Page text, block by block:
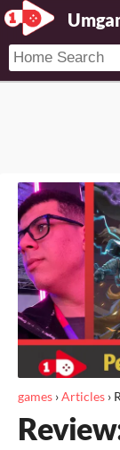
games ›Articles ›